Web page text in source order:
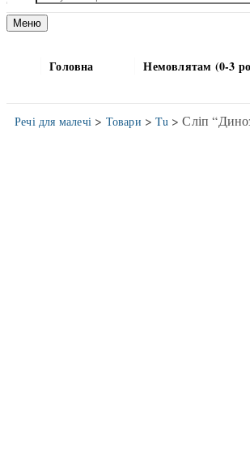
Меню
Головна Немовлятам (0-3
Речі для малечі > Товари >Tu > Сліп